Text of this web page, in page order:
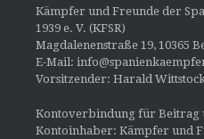
Kämpfer und Freunde der
1939 e. V. (KFSR)
Magdalenenstraße 19, 10365
E-Mail:
Vorsitzender: Harald
Kontoverbindung für Beitrag
Kontoinhaber: Kämpfer und